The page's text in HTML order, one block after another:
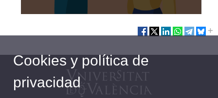
Cookies y política de
privacidad